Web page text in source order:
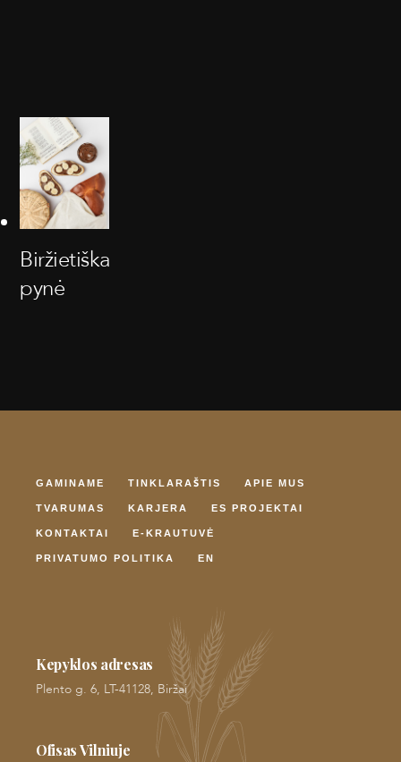
Biržietiška
pynė
GAMINAME TINKLARAŠTIS APIE MUS
TVARUMAS KARJERA ES PROJEKTAI
KONTAKTAI E-KRAUTUVĖ
PRIVATUMO POLITIKA EN
Kepyklos adresas
Plento g. 6, LT-41128, Biržai
Ofisas Vilniuje